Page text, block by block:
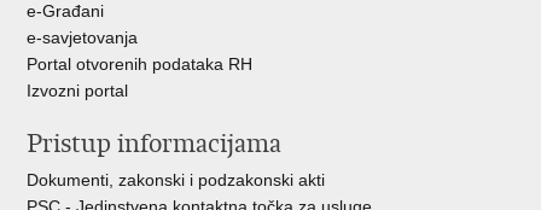
e-Građani
e-savjetovanja
Portal otvorenih podataka RH
Izvozni portal
Pristup informacijama
Dokumenti, zakonski i podzakonski akti